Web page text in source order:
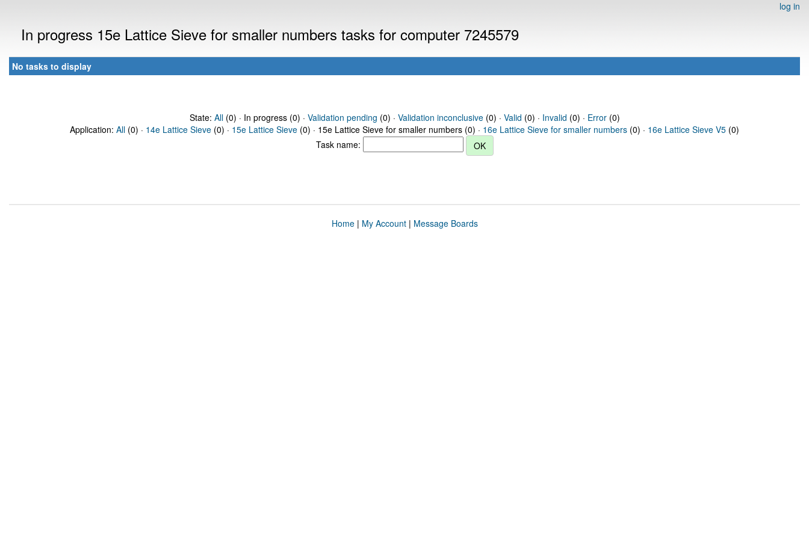
log in
In progress 15e Lattice Sieve for smaller numbers tasks for computer 7245579
No tasks to display
State: All(0) · In progress (0) · Validation pending (0) · Validation inconclusive(0) · Valid (0) · Invalid (0) · Error(0)
Application: All (0) · 14e Lattice Sieve (0) · 15e Lattice Sieve (0) · 15e Lattice Sieve for smaller numbers (0) · 16e Lattice Sieve for smaller numbers (0) · 16e Lattice Sieve V5 (0)
Task name:
Home| My Account| Message Boards